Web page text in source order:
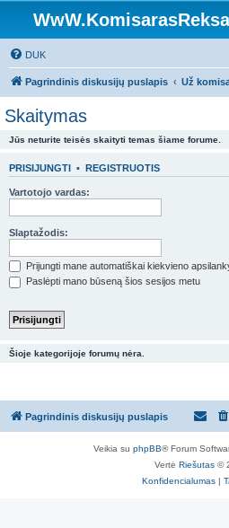
DUK
Pagrindinis diskusijų puslapis Už
Skaitymas
Jūs neturite teisės skaityti temas šiame forume.
PRISIJUNGTI • REGISTRUOTIS
Vartotojo vardas:
Slaptažodis:
Prijungti mane automatiškai kiekvieno
Paslėpti mano būseną šios sesijos metu
Šioje kategorijoje forumų nėra.
Pagrindinis diskusijų puslapis
Veikia su phpBB® Forum
Vertė Riešutas ©
Konfidencialumas |